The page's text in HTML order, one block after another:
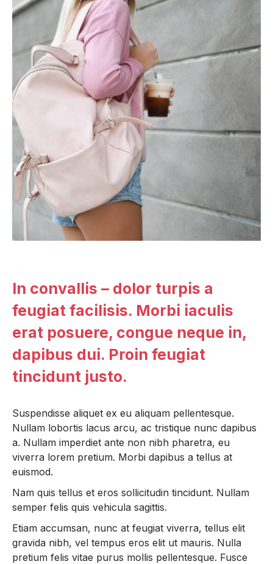
In convallis – dolor turpis a
feugiat facilisis. Morbi iaculis
erat posuere, congue neque in,
dapibus dui. Proin feugiat
tincidunt justo.
Suspendisse aliquet ex eu aliquam pellentesque.
Nullam lobortis lacus arcu, ac tristique nunc dapibus
a. Nullam imperdiet ante non nibh pharetra, eu
viverra lorem pretium. Morbi dapibus a tellus at
euismod.
Nam quis tellus et eros sollicitudin tincidunt. Nullam
semper felis quis vehicula sagittis.
Etiam accumsan, nunc at feugiat viverra, tellus elit
gravida nibh, vel tempus eros elit ut mauris. Nulla
pretium felis vitae purus mollis pellentesque. Fusce